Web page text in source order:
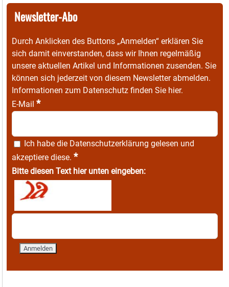
Newsletter-Abo
Durch Anklicken des Buttons „Anmelden“ erklären Sie
sich damit einverstanden, dass wir Ihnen regelmäßig
unsere aktuellen Artikel und Informationen zusenden. Sie
können sich jederzeit von diesem Newsletter abmelden.
Informationen zum Datenschutz finden Sie hier.
E-Mail *
Ich habe die Datenschutzerklärung gelesen und
akzeptiere diese. *
Bitte diesen Text hier unten eingeben: